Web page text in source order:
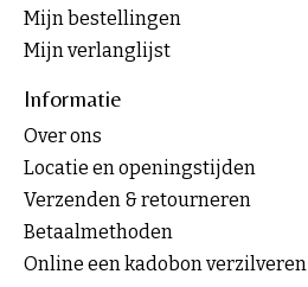
Mijn bestellingen
Mijn verlanglijst
Informatie
Over ons
Locatie en openingstijden
Verzenden & retourneren
Betaalmethoden
Online een kadobon verzilveren